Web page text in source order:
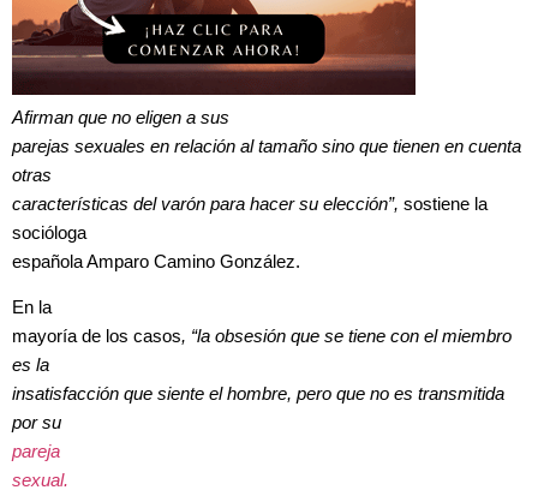
Afirman que no eligen a sus
parejas sexuales en relación al tamaño sino que tienen en cuenta
otras
características del varón para hacer su elección”, sostiene la
socióloga
española Amparo Camino González.
En la
mayoría de los casos, “la obsesión que se tiene con el miembro
es la
insatisfacción que siente el hombre, pero que no es transmitida
por su
pareja
sexual.